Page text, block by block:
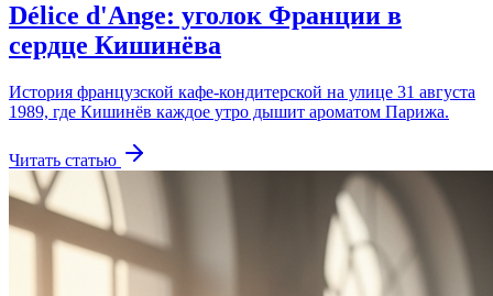
Délice d'Ange: уголок Франции в
сердце Кишинёва
История французской кафе-кондитерской на улице 31 августа
1989, где Кишинёв каждое утро дышит ароматом Парижа.
Читать статью